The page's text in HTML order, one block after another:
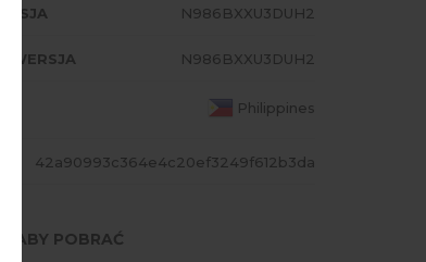
N986BXXU3DUH2
WERSJA N986BXXU3DUH2
Philippines
42a90993c364e4c20ef3249f612b3da
ABY POBRAĆ